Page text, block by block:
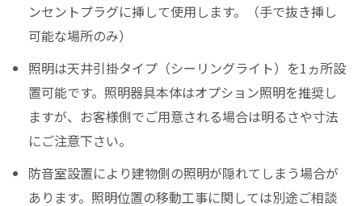
ンセントプラグに挿して使用します。（手で抜き挿し
可能な場所のみ）
照明は天井引掛タイプ（シーリングライト）を1ヵ所設
置可能です。照明器具本体はオプション照明を推奨し
ますが、お客様側でご用意される場合は明るさや寸法
にご注意下さい。
防音室設置により建物側の照明が隠れてしまう場合が
あります。照明位置の移動工事に関しては別途ご相談